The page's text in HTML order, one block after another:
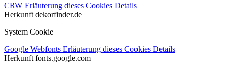
CRW Erläuterung dieses Cookies Details
Herkunft dekorfinder.de
System Cookie
Google Webfonts Erläuterung dieses Cookies Details
Herkunft fonts.google.com